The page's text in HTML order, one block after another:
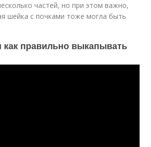
частей, но при этом важно,
шейка с почками тоже могла быть
как правильно выкапывать